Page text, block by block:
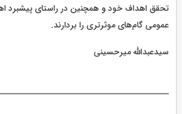
تحقق اهداف خود و همچنین در راستای پیشبرد
عمومی گام‌های موثرتری را بردارند.
سیدعبدالله میرحسینی